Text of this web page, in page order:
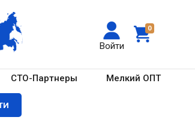
0
Войти
СТО-Партнеры Мелкий ОПТ